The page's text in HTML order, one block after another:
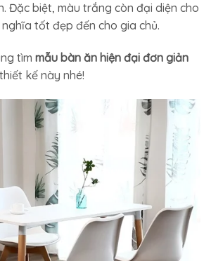
Đặc biệt, màu trắng còn đại diện cho
tốt đẹp đến cho gia chủ.
tìm mẫu bàn ăn hiện đại đơn giản
kế này nhé!